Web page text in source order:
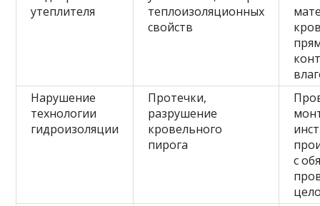
утеплителя
теплоизоляционных
свойств
Нарушение
технологии
гидроизоляции
Протечки,
разрушение
кровельного
пирога
с